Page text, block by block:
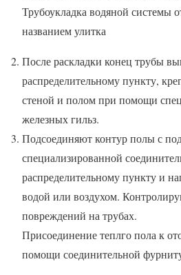
Трубоукладка водяной системы
названием улитка
После раскладки конец трубы
распределительному пункту,
стеной и полом при помощи
железных гильз.
Подсоединяют контур полы с
специализированной
распределительному пункту и
водой или воздухом.
повреждений на трубах.
Присоединение теплго пола к
помощи соединительной